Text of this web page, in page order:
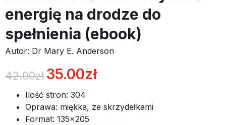
energię na drodze do
spełnienia (ebook)
Autor: Dr Mary E. Anderson
42.00zł 35.00zł
Ilość stron: 304
Oprawa: miękka, ze skrzydełkami
Format: 135x205